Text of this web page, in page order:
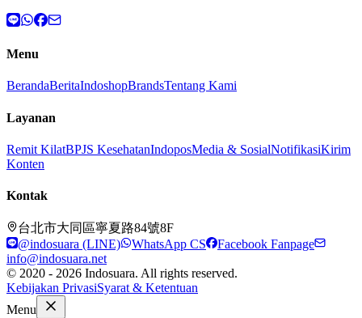
Menu
BerandaBeritaIndoshopBrandsTentang Kami
Layanan
Remit KilatBPJS KesehatanIndoposMedia & SosialNotifikasiKirim
Konten
Kontak
台北市大同區寧夏路84號8F
@indosuara (LINE)
WhatsApp CS
Facebook Fanpage
info@indosuara.net
© 2020 - 2026 Indosuara. All rights reserved.
Kebijakan PrivasiSyarat & Ketentuan
Menu